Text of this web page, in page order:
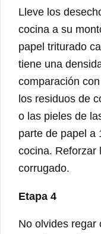
Lleve los
cocina a su
papel triturado
tiene una
comparación
los residuos de
o las pieles de
parte de papel a
cocina. Reforzar
corrugado.
Etapa 4
No olvides regar